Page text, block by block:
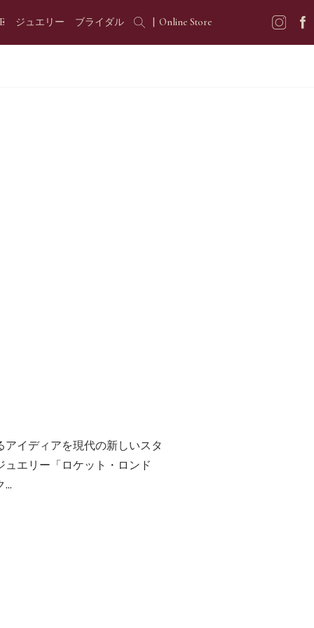
ジュエリー ブライダル Online Store
イディアを現代の新しいスタ
エリー「ロケット・ロンド